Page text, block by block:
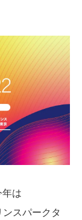
は
スパークタ